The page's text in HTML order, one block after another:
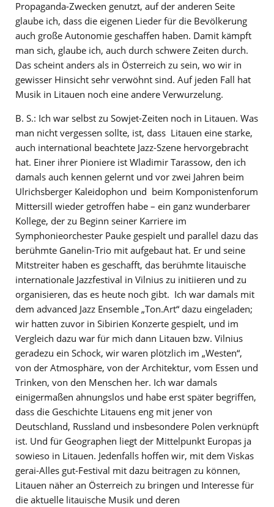
Propaganda-Zwecken genutzt, auf der anderen Seite
glaube ich, dass die eigenen Lieder für die Bevölkerung
auch große Autonomie geschaffen haben. Damit kämpft
man sich, glaube ich, auch durch schwere Zeiten durch.
Das scheint anders als in Österreich zu sein, wo wir in
gewisser Hinsicht sehr verwöhnt sind. Auf jeden Fall hat
Musik in Litauen noch eine andere Verwurzelung.
B. S.: Ich war selbst zu Sowjet-Zeiten noch in Litauen. Was
man nicht vergessen sollte, ist, dass Litauen eine starke,
auch international beachtete Jazz-Szene hervorgebracht
hat. Einer ihrer Pioniere ist Wladimir Tarassow, den ich
damals auch kennen gelernt und vor zwei Jahren beim
Ulrichsberger Kaleidophon und beim Komponistenforum
Mittersill wieder getroffen habe – ein ganz wunderbarer
Kollege, der zu Beginn seiner Karriere im
Symphonieorchester Pauke gespielt und parallel dazu das
berühmte Ganelin-Trio mit aufgebaut hat. Er und seine
Mitstreiter haben es geschafft, das berühmte litauische
internationale Jazzfestival in Vilnius zu initiieren und zu
organisieren, das es heute noch gibt. Ich war damals mit
dem advanced Jazz Ensemble „Ton.Art“ dazu eingeladen;
wir hatten zuvor in Sibirien Konzerte gespielt, und im
Vergleich dazu war für mich dann Litauen bzw. Vilnius
geradezu ein Schock, wir waren plötzlich im „Westen“,
von der Atmosphäre, von der Architektur, vom Essen und
Trinken, von den Menschen her. Ich war damals
einigermaßen ahnungslos und habe erst später begriffen,
dass die Geschichte Litauens eng mit jener von
Deutschland, Russland und insbesondere Polen verknüpft
ist. Und für Geographen liegt der Mittelpunkt Europas ja
sowieso in Litauen. Jedenfalls hoffen wir, mit dem Viskas
gerai-Alles gut-Festival mit dazu beitragen zu können,
Litauen näher an Österreich zu bringen und Interesse für
die aktuelle litauische Musik und deren